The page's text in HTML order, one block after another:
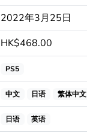
2022年3月25日
HK$468.00
PS5
中文 日语 繁体中文
日语 英语